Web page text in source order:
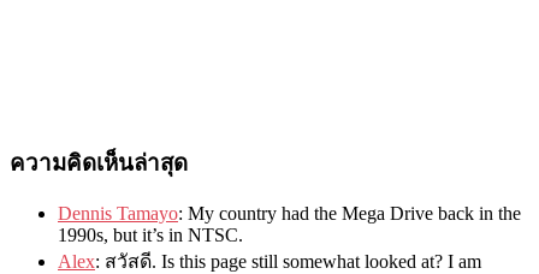
ความคิดเห็นล่าสุด
Dennis Tamayo: My country had the Mega Drive back in the
1990s, but it’s in NTSC.
Alex: สวัสดี. Is this page still somewhat looked at? I am